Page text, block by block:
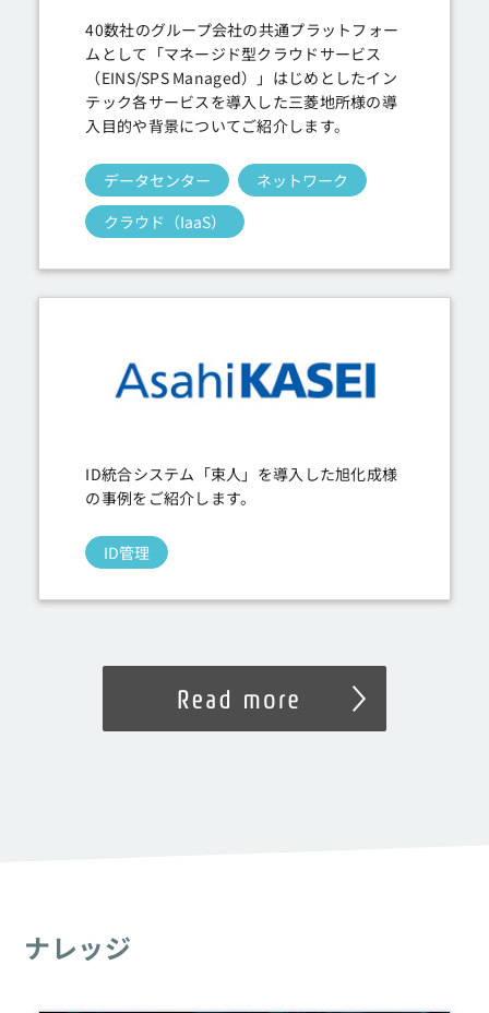
40数社のグループ会社の共通プラットフォー
ムとして「マネージド型クラウドサービス
（EINS/SPS Managed）」はじめとしたイン
テック各サービスを導入した三菱地所様の導
入目的や背景についてご紹介します。
データセンター
ネットワーク
クラウド（IaaS）
ID統合システム「束人」を導入した旭化成様
の事例をご紹介します。
ID管理
ナレッジ